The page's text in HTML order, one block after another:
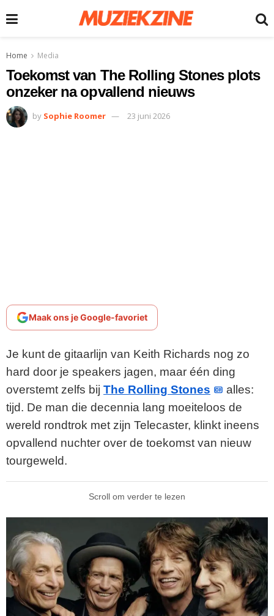
Home Media
Toekomst van The Rolling Stones plots
onzeker na opvallend nieuws
by Sophie Roomer 23 juni 2026
Maak ons je Google-favoriet
Je kunt de gitaarlijn van Keith Richards nog zo
hard door je speakers jagen, maar één ding
overstemt zelfs bij The Rolling Stones
alles:
tijd. De man die decennia lang moeiteloos de
wereld rondtrok met zijn Telecaster, klinkt ineens
opvallend nuchter over de toekomst van nieuw
tourgeweld.
Scroll om verder te lezen